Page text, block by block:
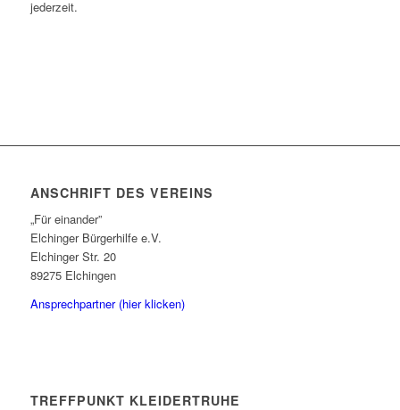
jederzeit.
ANSCHRIFT DES VEREINS
„Für einander”
Elchinger Bürgerhilfe e.V.
Elchinger Str. 20
89275 Elchingen
Ansprechpartner (hier klicken)
TREFFPUNKT KLEIDERTRUHE